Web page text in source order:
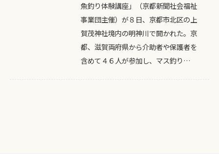
魚釣り体験講座」（京都新聞社会福祉
事業団主催）が８日、京都市北区の上
賀茂神社境内の明神川で開かれた。京
都、滋賀両府県から介助者や保護者を
含めて４６人が参加し、マス釣り…